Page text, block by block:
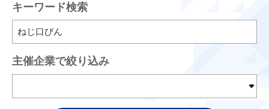
キーワード検索
主催企業で絞り込み